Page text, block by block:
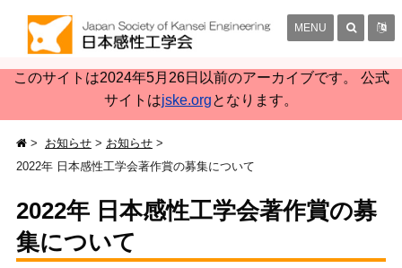
このサイトは2024年5月26日以前のアーカイブです。 公式
サイトはjske.orgとなります。
MENU
お知らせ
お知らせ
2022年 日本感性工学会著作賞の募集について
2022年 日本感性工学会著作賞の募
集について